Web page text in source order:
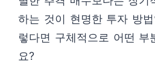
하는 것이 현명한 투자 방
렇다면 구체적으로 어떤 부
요?